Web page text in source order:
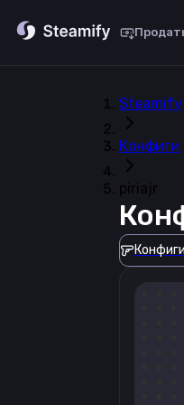
Steamify
Конфиги
piriajr